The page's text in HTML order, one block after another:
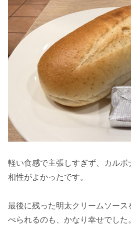
軽い食感で主張しすぎず、カルボ
相性がよかったです。
最後に残った明太クリームソー
べられるのも、かなり幸せでした